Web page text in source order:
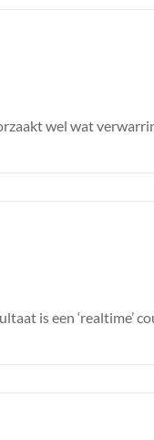
wel wat
is een ‘realtime’